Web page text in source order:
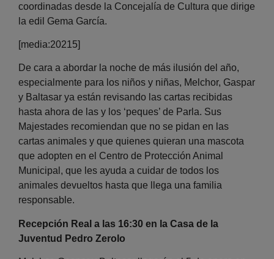
coordinadas desde la Concejalía de Cultura que dirige
la edil Gema García.
[media:20215]
De cara a abordar la noche de más ilusión del año,
especialmente para los niños y niñas, Melchor, Gaspar
y Baltasar ya están revisando las cartas recibidas
hasta ahora de las y los ‘peques’ de Parla. Sus
Majestades recomiendan que no se pidan en las
cartas animales y que quienes quieran una mascota
que adopten en el Centro de Protección Animal
Municipal, que les ayuda a cuidar de todos los
animales devueltos hasta que llega una familia
responsable.
Recepción Real a las 16:30 en la Casa de la
Juventud Pedro Zerolo